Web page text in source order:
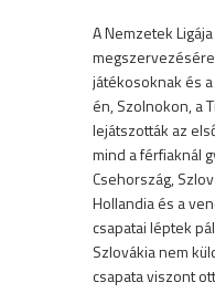
A Nemzetek
játékosoknak és
én, Szolnokon, a
lejátszották az
mind a férfiaknál
Csehország,
Hollandia és a
csapatai léptek
Szlovákia nem
csapata viszont